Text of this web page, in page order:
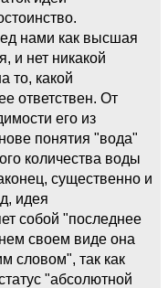
нами как высшая
и нет никакой
то, какой
ответствен. От
его из
понятия "вода"
количества воды
существенно и
идея
собой "последнее
своем виде она
словом", так как
"абсолютной